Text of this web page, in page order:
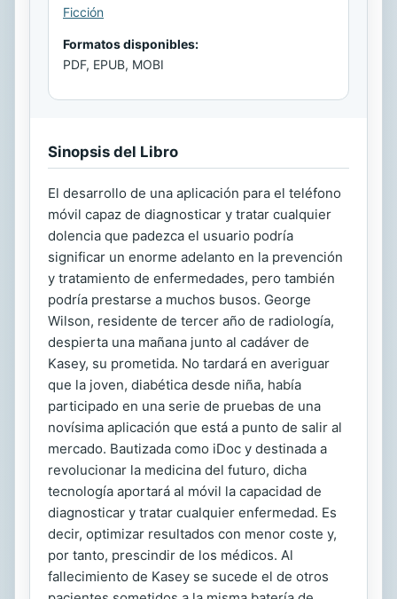
Ficción
Formatos disponibles:
PDF, EPUB, MOBI
Sinopsis del Libro
El desarrollo de una aplicación para el teléfono
móvil capaz de diagnosticar y tratar cualquier
dolencia que padezca el usuario podría
significar un enorme adelanto en la prevención
y tratamiento de enfermedades, pero también
podría prestarse a muchos busos. George
Wilson, residente de tercer año de radiología,
despierta una mañana junto al cadáver de
Kasey, su prometida. No tardará en averiguar
que la joven, diabética desde niña, había
participado en una serie de pruebas de una
novísima aplicación que está a punto de salir al
mercado. Bautizada como iDoc y destinada a
revolucionar la medicina del futuro, dicha
tecnología aportará al móvil la capacidad de
diagnosticar y tratar cualquier enfermedad. Es
decir, optimizar resultados con menor coste y,
por tanto, prescindir de los médicos. Al
fallecimiento de Kasey se sucede el de otros